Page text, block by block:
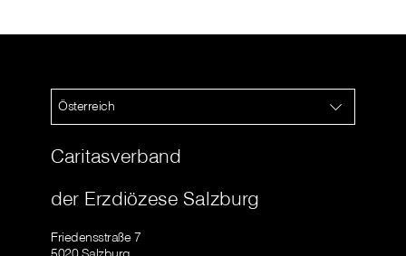
Österreich
Caritasverband
der Erzdiözese Salzburg
Friedensstraße 7